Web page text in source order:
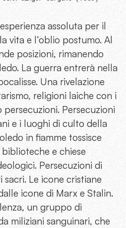
assoluta per il
vita e l’oblio postumo. Al
posizioni, rimanendo
La guerra entrerà nella
Una rivelazione
religioni laiche con i
Persecuzioni
e i luoghi di culto della
in fiamme tossisce
e chiese
Persecuzioni di
Le icone cristiane
icone di Marx e Stalin.
un gruppo di
miliziani sanguinari, che